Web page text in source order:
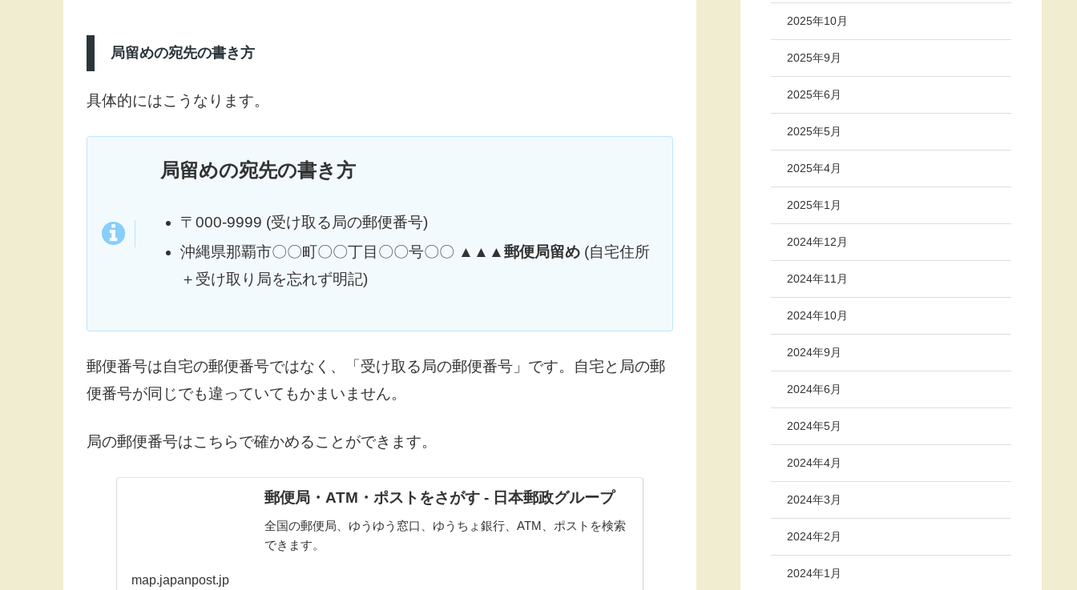
局留めの宛先の書き方
具体的にはこうなります。
局留めの宛先の書き方
〒000-9999 (受け取る局の郵便番号)
沖縄県那覇市〇〇町〇〇丁目〇〇号〇〇 ▲▲▲郵便局留め (自宅住所
＋受け取り局を忘れず明記)
郵便番号は自宅の郵便番号ではなく、「受け取る局の郵便番号」です。自宅と局の郵
便番号が同じでも違っていてもかまいません。
局の郵便番号はこちらで確かめることができます。
郵便局・ATM・ポストをさがす - 日本郵政グループ
全国の郵便局、ゆうゆう窓口、ゆうちょ銀行、ATM、ポストを検索
できます。
map.japanpost.jp
2025年10月
2025年9月
2025年6月
2025年5月
2025年4月
2025年1月
2024年12月
2024年11月
2024年10月
2024年9月
2024年6月
2024年5月
2024年4月
2024年3月
2024年2月
2024年1月